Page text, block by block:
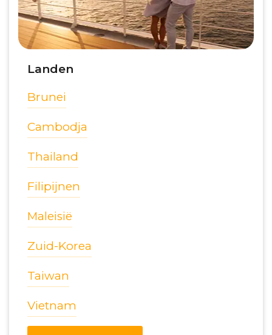
Landen
Brunei
Cambodja
Thailand
Filipijnen
Maleisië
Zuid-Korea
Taiwan
Vietnam